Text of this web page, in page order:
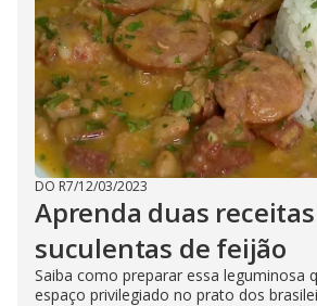
DO R7/12/03/2023
Aprenda duas receitas
suculentas de feijão
Saiba como preparar essa leguminosa
espaço privilegiado no prato dos